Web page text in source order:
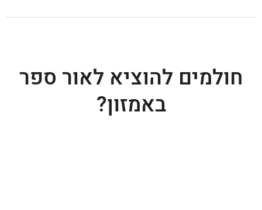
חולמים להוציא לאור ספר
באמזון?